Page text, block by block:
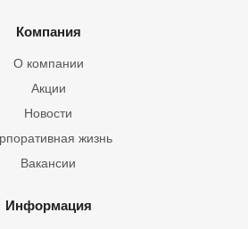
Компания
О компании
Акции
Новости
жизнь
Вакансии
Информация